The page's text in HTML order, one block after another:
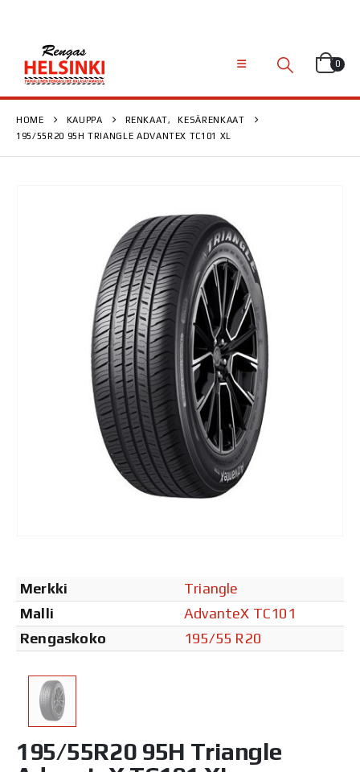
0
HOME KAUPPA RENKAAT,
KESÄRENKAAT
195/55R20 95H TRIANGLE ADVANTEX TC101 XL
Merkki
Triangle
Malli
AdvanteX TC101
Rengaskoko
195/55 R20
195/55R20 95H Triangle